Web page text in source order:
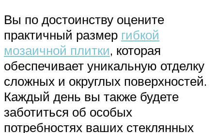
Вы по достоинству оцените
практичный размер гибкой
мозаичной плитки, которая
обеспечивает уникальную отделку
сложных и округлых поверхностей.
Каждый день вы также будете
заботиться об особых
потребностях ваших стеклянных